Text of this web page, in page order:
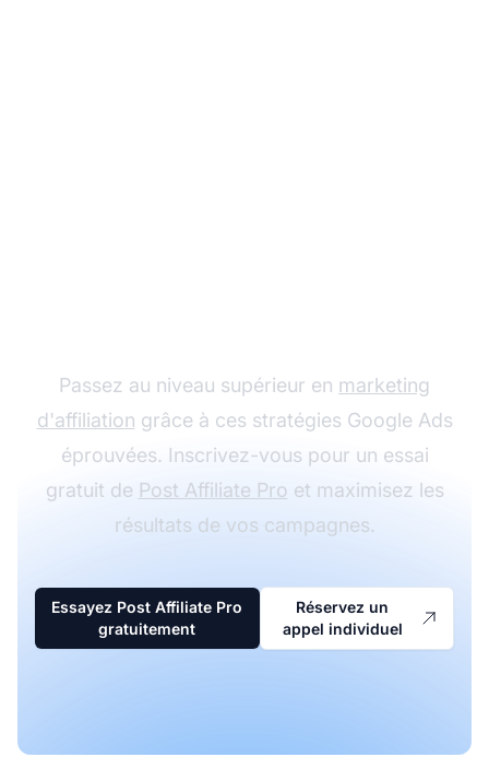
Passez au niveau supérieur en marketing
d'affiliation grâce à ces stratégies Google Ads
éprouvées. Inscrivez-vous pour un essai
gratuit de Post Affiliate Pro et maximisez les
résultats de vos campagnes.
Essayez Post Affiliate Pro
gratuitement
Réservez un
appel individuel